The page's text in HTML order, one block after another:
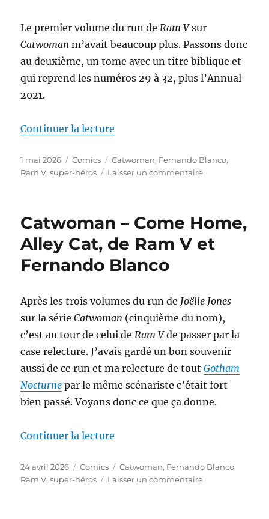
Vakueva
Le premier volume du run deRam Vsur
Catwoman m’avait beaucoup plus. Passons donc
au deuxième, un tome avec un titre biblique et
qui reprend les numéros 29 à 32, plus l’Annual
2021.
Continuer la lecture
Publié
le
1 mai 2026 Catégories
Comics Étiquettes
Catwoman, Fernando Blanco,
Ram V,super-héros Laisser un commentairesur
of
Shadow
Ram
&
Fernando
Blanco
Catwoman – Come Home,
Alley Cat, de Ram V et
Fernando Blanco
Après les trois volumes du run de Joëlle Jones
sur la sérieCatwoman (cinquième du nom),
c’est au tour de celui deRam Vde passer par la
case relecture. J’avais gardé un bon souvenir
aussi de ce run et ma relecture de toutGotham
Nocturne par le même scénariste c’était fort
bien passé. Voyons donc ce que ça donne.
Continuer la lecture
Publié
le
24 avril 2026 Catégories
Comics Étiquettes
Catwoman, Fernando Blanco,
Ram V,super-héros Laisser un commentairesur